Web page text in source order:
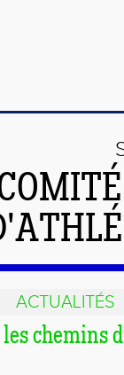
ACTUALITÉS
chemins